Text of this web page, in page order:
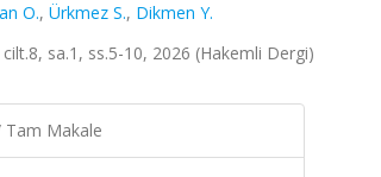
O., Ürkmez S., Dikmen Y.
sa.1, ss.5-10, 2026 (Hakemli Dergi)
Tam Makale